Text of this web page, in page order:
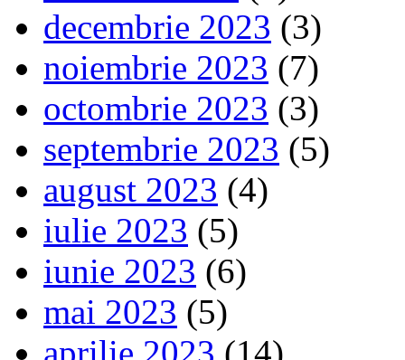
decembrie 2023 (3)
noiembrie 2023 (7)
octombrie 2023 (3)
septembrie 2023 (5)
august 2023 (4)
iulie 2023 (5)
iunie 2023 (6)
mai 2023 (5)
aprilie 2023 (14)